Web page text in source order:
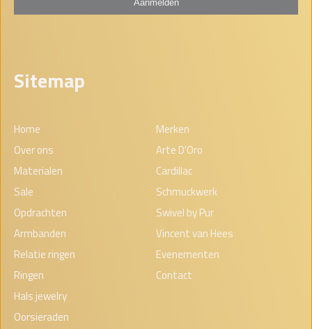
Sitemap
Home
Over ons
Materialen
Sale
Opdrachten
Armbanden
Relatie ringen
Ringen
Hals jewelry
Oorsieraden
Merken
Arte D'Oro
Cardillac
Schmuckwerk
Swivel by Pur
Vincent van Hees
Evenementen
Contact